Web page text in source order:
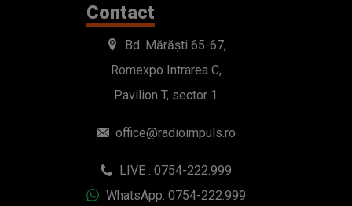
Contact
Bd. Mărăști 65-67,
Romexpo Intrarea C,
Pavilion T, sector 1
office@radioimpuls.ro
LIVE : 0754-222.999
WhatsApp: 0754-222.999